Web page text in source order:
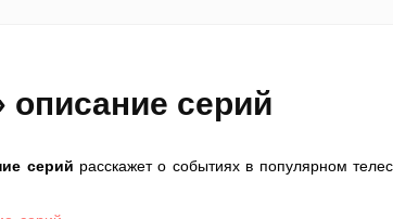
описание серий
серий расскажет о событиях в популярном